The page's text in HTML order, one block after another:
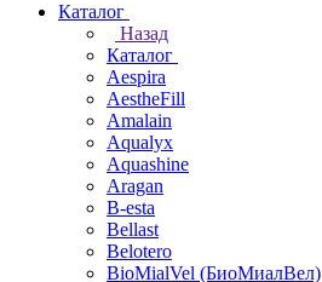
Каталог
Назад
Каталог
Aespira
AestheFill
Amalain
Aqualyx
Aquashine
Aragan
B-esta
Bellast
Belotero
BioMialVel (БиоМиалВел)